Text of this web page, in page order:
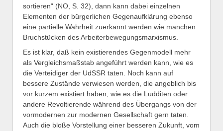
sortieren“ (NO, S. 32), dann kann dabei einzelnen
Elementen der bürgerlichen Gegenaufklärung ebenso
eine partielle Wahrheit zuerkannt werden wie manchen
Bruchstücken des Arbeiterbewegungsmarxismus.
Es ist klar, daß kein existierendes Gegenmodell mehr
als Vergleichsmaßstab angeführt werden kann, wie es
die Verteidiger der UdSSR taten. Noch kann auf
bessere Zustände verwiesen werden, die angeblich bis
vor kurzem existiert haben, wie es die Ludditen oder
andere Revoltierende während des Übergangs von der
vormodernen zur modernen Gesellschaft gern taten.
Auch die bloße Vorstellung einer besseren Zukunft, vom